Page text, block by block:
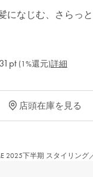
になじむ、さらっ
31pt (1%還元)詳細
店頭在庫を見る
2025下半期 スタイリン